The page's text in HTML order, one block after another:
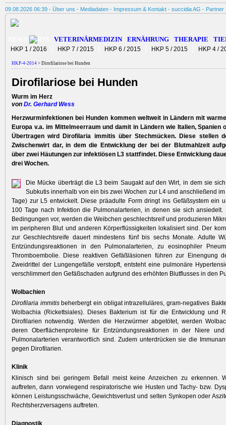
09.08.2026 06:39 - Über uns - Mediadaten - Impressum & Kontakt - succidia AG - Partner
VETERINÄRMEDIZIN ERNÄHRUNG THERAPIE
HKP 1 / 2016 HKP 7 / 2015 HKP 6 / 2015 HKP 5 / 2015 HKP 4 /
HKP-4-2014 > Dirofilariose bei Hunden
Dirofilariose bei Hunden
Wurm im Herz
von Dr. Gerhard Wess
Herzwurminfektionen bei Hunden kommen weltweit in Ländern mit
Europa v.a. im Mittelmeerraum und damit in Ländern wie Italien, Spanien
Übertragen wird Dirofilaria immitis über Stechmücken. Diese stellen
Zwischenwirt dar, in dem die Entwicklung der bei der Blutmahlzeit
über zwei Häutungen zur infektiösen L3 stattfindet. Diese Entwicklung
drei Wochen.
Die Mücke überträgt die L3 beim Saugakt auf den Wirt, in dem sie
Subkutis innerhalb von ein bis zwei Wochen zur L4 und anschließend
Tage) zur L5 entwickelt. Diese präadulte Form dringt ins Gefäßsystem ein
100 Tage nach Infektion die Pulmonalarterien, in denen sie sich ansiedelt.
Bedingungen vor, werden die Weibchen geschlechtsreif und produzieren
im peripheren Blut und anderen Körperflüssigkeiten lokalisiert sind. Der
zur Geschlechtsreife dauert mindestens fünf bis sechs Monate. Adulte
Entzündungsreaktionen in den Pulmonalarterien, zu eosinophiler
Thromboembolie. Diese reaktiven Gefäßläsionen führen zur Einengung
Zweidrittel der Lungengefäße verstopft, entsteht eine pulmonäre
verschlimmert den Gefäßschaden aufgrund des erhöhten Blutflusses in den
Wolbachien
Dirofilaria immitisbeherbergt ein obligat intrazelluläres, gram-negatives
Wolbachia (Rickettsiales). Dieses Bakterium ist für die Entwicklung und
Dirofilarien notwendig. Werden die Herzwürmer abgetötet, werden
deren Ober­flächenproteine für Entzündungsreaktionen in der Niere
Pulmonalarterien verantwortlich sind. Zudem unterdrücken sie die
gegen Dirofilarien.
Klinik
Klinisch sind bei geringem Befall meist keine Anzeichen zu erkennen.
auftreten, dann vorwiegend respiratorische wie Husten und Tachy- bzw.
können Leistungsschwäche, Gewichtsverlust und selten Synkopen oder
Rechtsherzversagens auftreten.
Diagnostik